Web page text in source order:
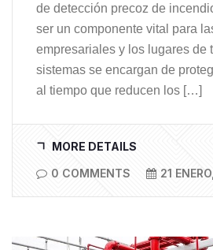
de detección precoz de
ser un componente vital para
empresariales y los lugares de
sistemas se encargan de
al tiempo que reducen los […]
MORE DETAILS
0 COMMENTS
21